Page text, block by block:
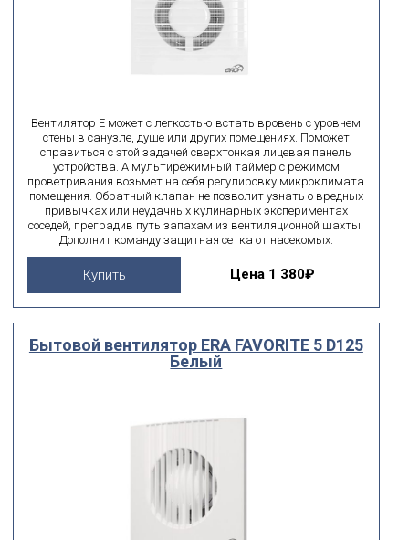
Вентилятор E может с легкостью встать вровень с уровнем
стены в санузле, душе или других помещениях. Поможет
справиться с этой задачей сверхтонкая лицевая панель
устройства. А мультирежимный таймер с режимом
проветривания возьмет на себя регулировку микроклимата
помещения. Обратный клапан не позволит узнать о вредных
привычках или неудачных кулинарных экспериментах
соседей, преградив путь запахам из вентиляционной шахты.
Дополнит команду защитная сетка от насекомых.
Купить Цена 1 380₽
Бытовой вентилятор ERA FAVORITE 5 D125
Белый